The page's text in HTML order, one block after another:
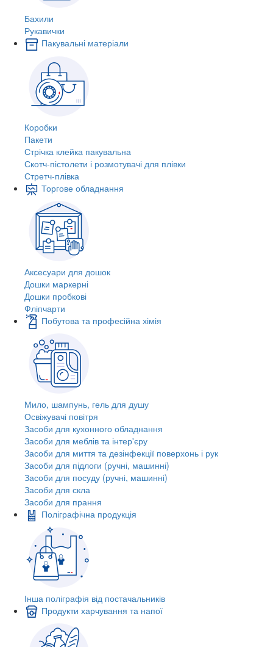
Бахили
Рукавички
Пакувальні матеріали
Коробки
Пакети
Стрічка клейка пакувальна
Скотч-пістолети і розмотувачі для плівки
Стретч-плівка
Торгове обладнання
Аксесуари для дошок
Дошки маркерні
Дошки пробкові
Фліпчарти
Побутова та професійна хімія
Мило, шампунь, гель для душу
Освіжувачі повітря
Засоби для кухонного обладнання
Засоби для меблів та інтер'єру
Засоби для миття та дезінфекції поверхонь і рук
Засоби для підлоги (ручні, машинні)
Засоби для посуду (ручні, машинні)
Засоби для скла
Засоби для прання
Поліграфічна продукція
Інша поліграфія від постачальників
Продукти харчування та напої